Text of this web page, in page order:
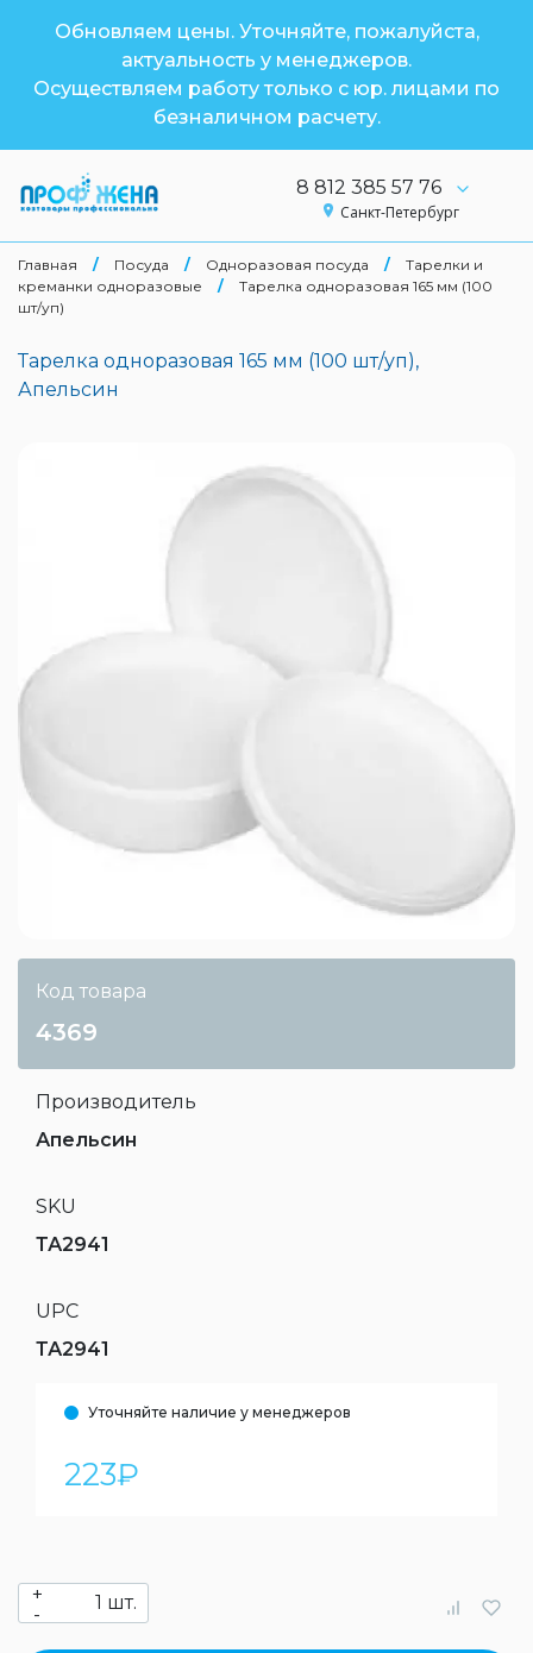
Обновляем цены. Уточняйте, пожалуйста,
актуальность у менеджеров.
Осуществляем работу только с юр. лицами по
безналичном расчету.
8 812 385 57 76
Санкт-Петербург
Главная / Посуда / Одноразовая посуда /
Тарелки и
креманки одноразовые
/
Тарелка одноразовая 165 мм (100
шт/уп)
Тарелка одноразовая 165 мм (100 шт/уп),
Апельсин
Код товара
4369
Производитель
Апельсин
SKU
ТА2941
UPC
ТА2941
Уточняйте наличие у менеджеров
223₽
+
-
шт.